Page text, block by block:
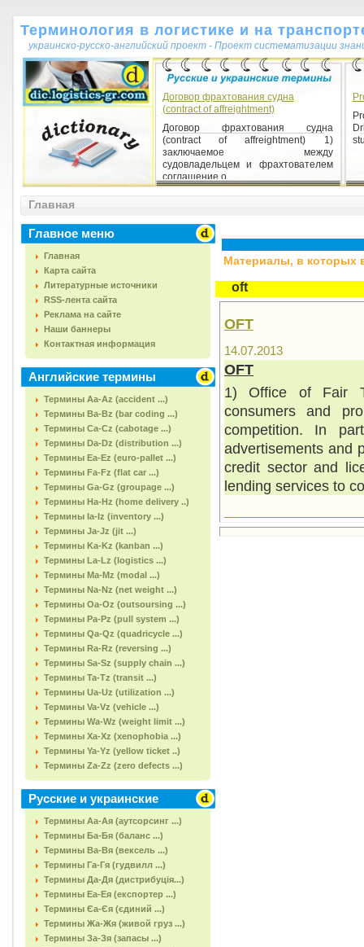
Терминология в логистике и на
украинско-русско-английский проект - Проект систематизации
Договор фрахтования судна
(contract of affreightment)
Договор фрахтования судна
(contract of affreightment) 1)
заключаемое между
судовладельцем и фрахтователем
соглашение о ...
Главная
Главное меню
Главная
Карта сайта
Литературные источники
RSS-лента сайта
Реклама на сайте
Наши баннеры
Контактная информация
Английские термины
Термины Aa-Az (accident ...)
Термины Ba-Bz (bar coding ...)
Термины Ca-Cz (cabotage ...)
Термины Da-Dz (distribution ...)
Термины Ea-Ez (euro-pallet ...)
Термины Fa-Fz (flat car ...)
Термины Ga-Gz (groupage ...)
Термины Ha-Hz (home delivery ..)
Термины Ia-Iz (inventory ...)
Термины Ja-Jz (jit ...)
Термины Ka-Kz (kanban ...)
Термины La-Lz (logistics ...)
Термины Ma-Mz (modal ...)
Термины Na-Nz (net weight ...)
Термины Oa-Oz (outsoursing ...)
Термины Pa-Pz (pull system ...)
Термины Qa-Qz (quadricycle ...)
Термины Ra-Rz (reversing ...)
Термины Sa-Sz (supply chain ...)
Термины Ta-Tz (transit ...)
Термины Ua-Uz (utilization ...)
Термины Va-Vz (vehicle ...)
Термины Wa-Wz (weight limit ...)
Термины Xa-Xz (xenophobia ...)
Термины Ya-Yz (yellow ticket ..)
Термины Za-Zz (zero defects ...)
Русские и украинские
Термины Аа-Ая (аутсорсинг ...)
Термины Ба-Бя (баланс ...)
Термины Ва-Вя (вексель ...)
Термины Га-Гя (гудвилл ...)
Термины Да-Дя (дистрибуція...)
Термины Еа-Ея (експортер ...)
Термины Єа-Єя (єдиний ...)
Термины Жа-Жя (живой груз ...)
Термины За-Зя (запасы ...)
Материалы, в которых
oft
OFT
14.07.2013
OFT
1) Office of Fair
consumers and
competition. In
advertisements and
credit sector and
lending services to